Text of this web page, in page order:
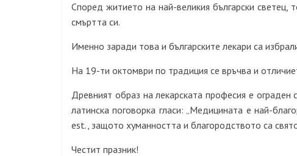
Според житието на най-великия български светец,
смъртта си.
Именно заради това и българските лекари са
На 19-ти октомври по традиция се връчва и
Древният образ на лекарската професия е
латинска поговорка гласи: „Медицината е най-
est., защото хуманността и благородството са
Честит празник!